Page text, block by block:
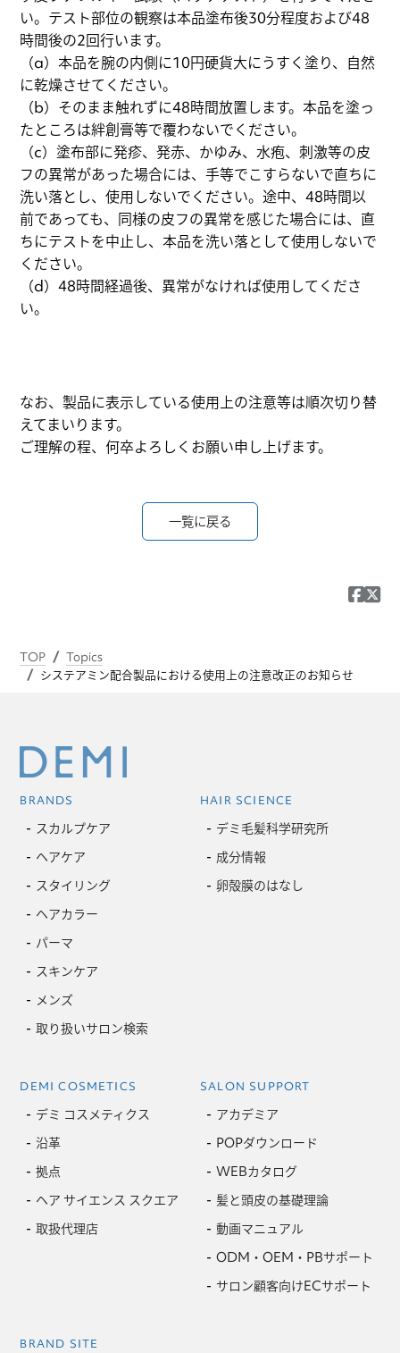
い。テスト部位の観察は本品塗布後30分程度および48
時間後の2回行います。
（a）本品を腕の内側に10円硬貨大にうすく塗り、自然
に乾燥させてください。
（b）そのまま触れずに48時間放置します。本品を塗っ
たところは絆創膏等で覆わないでください。
（c）塗布部に発疹、発赤、かゆみ、水疱、刺激等の皮
フの異常があった場合には、手等でこすらないで直ちに
洗い落とし、使用しないでください。途中、48時間以
前であっても、同様の皮フの異常を感じた場合には、直
ちにテストを中止し、本品を洗い落として使用しないで
ください。
（d）48時間経過後、異常がなければ使用してくださ
い。
なお、製品に表示している使用上の注意等は順次切り替
えてまいります。
ご理解の程、何卒よろしくお願い申し上げます。
一覧に戻る
TOP
Topics
システアミン配合製品における使用上の注意改正のお知らせ
BRANDS
スカルプケア
ヘアケア
スタイリング
ヘアカラー
パーマ
スキンケア
メンズ
取り扱いサロン検索
HAIR SCIENCE
デミ毛髪科学研究所
成分情報
卵殻膜のはなし
DEMI COSMETICS
デミ コスメティクス
沿革
拠点
ヘア サイエンス スクエア
取扱代理店
SALON SUPPORT
アカデミア
POPダウンロード
WEBカタログ
髪と頭皮の基礎理論
動画マニュアル
ODM・OEM・PBサポート
サロン顧客向けECサポート
BRAND SITE